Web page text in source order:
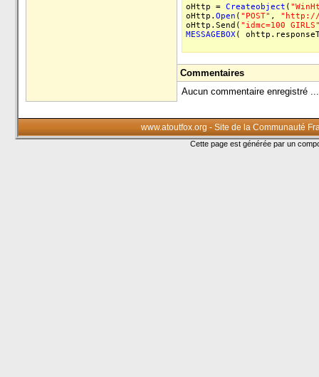
oHttp = Createobject (
oHttp. Open ( "POST" ,
"http://
oHttp.Send( "idmc=100
MESSAGEBOX(
Commentaires
Aucun commentaire enregistré ...
www.atoutfox.org - Site de la Communauté
Cette page est générée par un